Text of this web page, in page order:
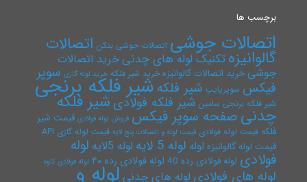
برچسب ها
اتصالات جوشی اتصالات جوشی بنکن اتصالات
گالوانیزهتکنیک لوله های چدنیخرید اتصالات
جوشیخرید اتصالات گالوانیزه خرید شیر فلکه خرید لوله گازی سوپر
فیکس سوپرپایپ شیر فلکه شیر فلکه برنجی
شیر فلکه برنجی سامین شیر فلکه فولادی شیر فلکه
چدنیصفحه سوپر فیکس فروش لوله فولادی قیمت شیر
فلکه قیمت لوله فولادی قیمت لوله و اتصالات پنج لایه قیمت لوله گازی API
قیمت لوله گالوانیزه لوله لوله 5 لایه لوله 5لایه لوله
فولادی لوله فولادی رده 40 لوله فولادی رده ۴۰ لوله فولادی کاوه
لوله های فولادی لوله های چدنی لوله و